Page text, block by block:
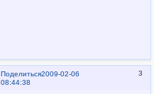
Поделиться 3
2009-02-06
08:44:38